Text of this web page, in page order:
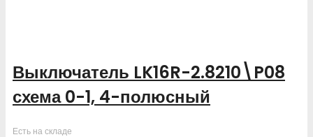
Выключатель LK16R-2.8210\P08
схема 0-1, 4-полюсный
Есть на складе